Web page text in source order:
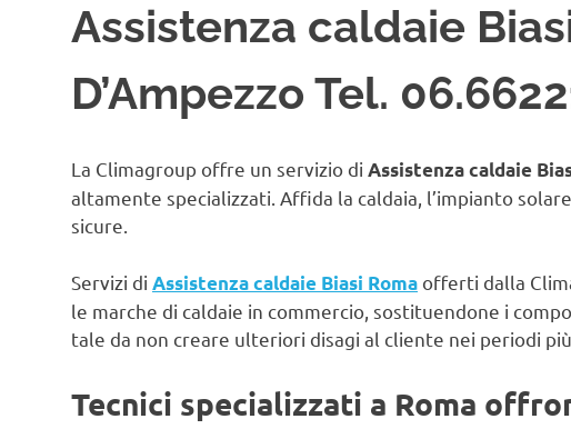
Assistenza caldaie
D’Ampezzo Tel.
La Climagroup offre un servizio di Assistenza caldaie
altamente specializzati. Affida la caldaia, l’impianto
sicure.
Servizi di Assistenza caldaie Biasi Roma offerti dalla
le marche di caldaie in commercio, sostituendone i
tale da non creare ulteriori disagi al cliente nei periodi
Tecnici specializzati a Roma